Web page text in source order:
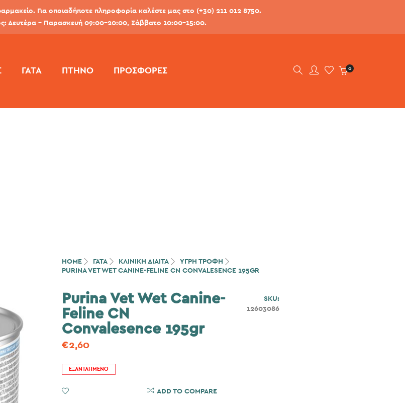
Για οποιαδήποτε πληροφορία καλέστε μας στο (+30) 211 012 8750.
Δευτέρα - Παρασκευή 09:00-20:00, Σάββατο 10:00-15:00.
ΓΆΤΑ ΠΤΗΝΌ ΠΡΟΣΦΟΡΕΣ 0
HOME ΓΆΤΑ ΚΛΙΝΙΚΗ ΔΙΑΙΤΑ
ΥΓΡΗ ΤΡΟΦΗ
PURINA VET WET CANINE-FELINE CN CONVALESENCE 195GR
Purina Vet Wet Canine-
Feline CN
Convalesence 195gr
€2,60
SKU:
12603086
ΕΞΑΝΤΛΗΜΈΝΟ
ADD TO COMPARE